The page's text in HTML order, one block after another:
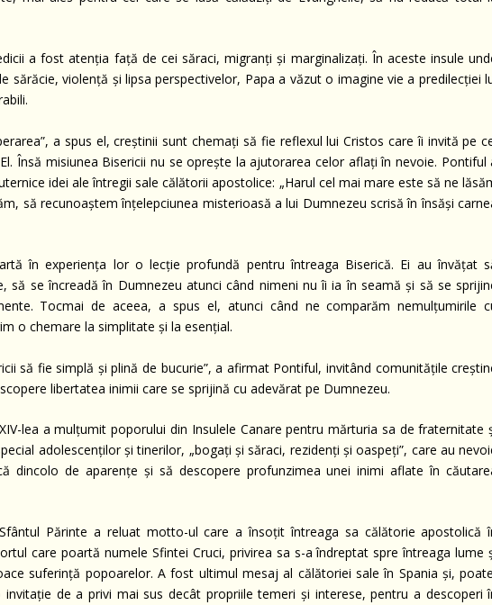
a fost atenția față de cei săraci, migranți și marginalizați. În aceste insule
sărăcie, violență și lipsa perspectivelor, Papa a văzut o imagine vie a predilecției
a spus el, creștinii sunt chemați să fie reflexul lui Cristos care îi invită pe
Însă misiunea Bisericii nu se oprește la ajutorarea celor aflați în nevoie. Pontiful
idei ale întregii sale călătorii apostolice: „Harul cel mai mare este să ne
să recunoaștem înțelepciunea misterioasă a lui Dumnezeu scrisă în însăși
în experiența lor o lecție profundă pentru întreaga Biserică. Ei au învățat
să se încreadă în Dumnezeu atunci când nimeni nu îi ia în seamă și să se
Tocmai de aceea, a spus el, atunci când ne comparăm nemulțumirile
o chemare la simplitate și la esențial.
să fie simplă și plină de bucurie”, a afirmat Pontiful, invitând comunitățile
libertatea inimii care se sprijină cu adevărat pe Dumnezeu.
lea a mulțumit poporului din Insulele Canare pentru mărturia sa de fraternitate
adolescenților și tinerilor, „bogați și săraci, rezidenți și oaspeți”, care au
dincolo de aparențe și să descopere profunzimea unei inimi aflate în
Părinte a reluat motto-ul care a însoțit întreaga sa călătorie apostolică
care poartă numele Sfintei Cruci, privirea sa s-a îndreptat spre întreaga lume
suferință popoarelor. A fost ultimul mesaj al călătoriei sale în Spania și,
de a privi mai sus decât propriile temeri și interese, pentru a descoperi